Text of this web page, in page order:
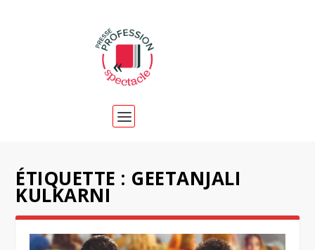
ÉTIQUETTE : GEETANJALI
KULKARNI